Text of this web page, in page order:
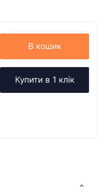
В кошик
Купити в 1 клік